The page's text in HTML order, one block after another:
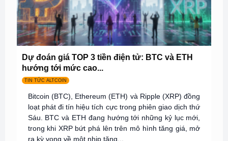
Dự đoán giá TOP 3 tiền điện tử: BTC và ETH
hướng tới mức cao...
TIN TỨC ALTCOIN
Bitcoin (BTC), Ethereum (ETH) và Ripple (XRP) đồng
loạt phát đi tín hiệu tích cực trong phiên giao dịch thứ
Sáu. BTC và ETH đang hướng tới những kỷ lục mới,
trong khi XRP bứt phá lên trên mô hình tăng giá, mở
ra kỳ vọng về một nhịp tăng...